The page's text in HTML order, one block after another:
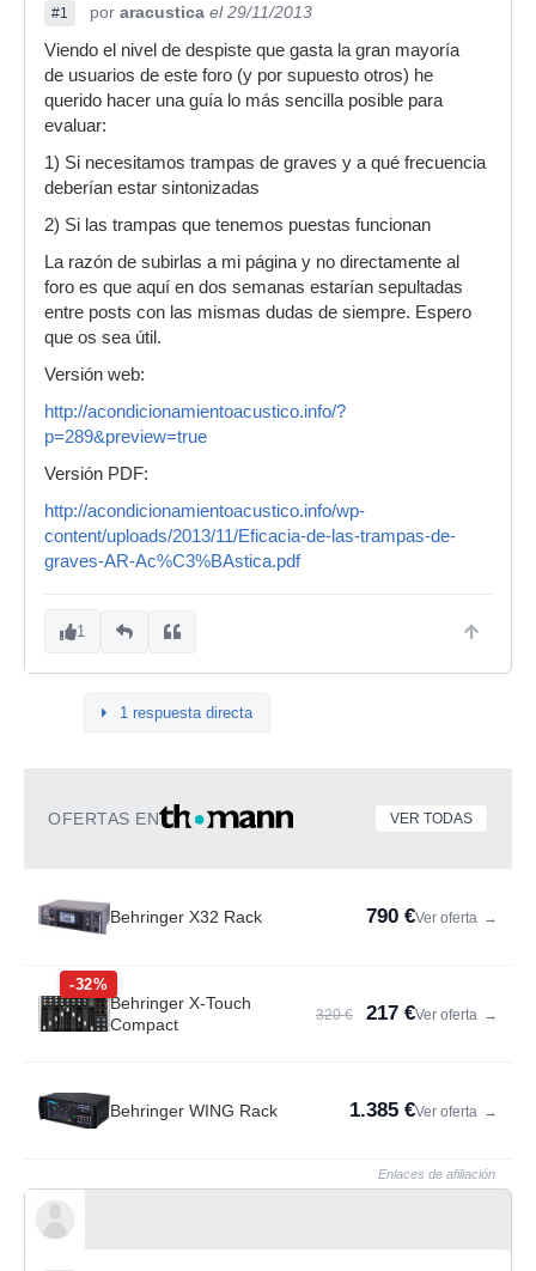
#1 por aracustica el 29/11/2013
Viendo el nivel de despiste que gasta la gran mayoría
de usuarios de este foro (y por supuesto otros) he
querido hacer una guía lo más sencilla posible para
evaluar:
1) Si necesitamos trampas de graves y a qué frecuencia
deberían estar sintonizadas
2) Si las trampas que tenemos puestas funcionan
La razón de subirlas a mi página y no directamente al
foro es que aquí en dos semanas estarían sepultadas
entre posts con las mismas dudas de siempre. Espero
que os sea útil.
Versión web:
http://acondicionamientoacustico.info/?
p=289&preview=true
Versión PDF:
http://acondicionamientoacustico.info/wp-
content/uploads/2013/11/Eficacia-de-las-trampas-de-
graves-AR-Ac%C3%BAstica.pdf
1
1 respuesta directa
OFERTAS EN VER TODAS
Behringer X32 Rack 790 €Ver oferta →
-32%
Behringer X-Touch
Compact
320 € 217 €Ver oferta →
Behringer WING Rack 1.385 €Ver oferta →
Enlaces de afiliación